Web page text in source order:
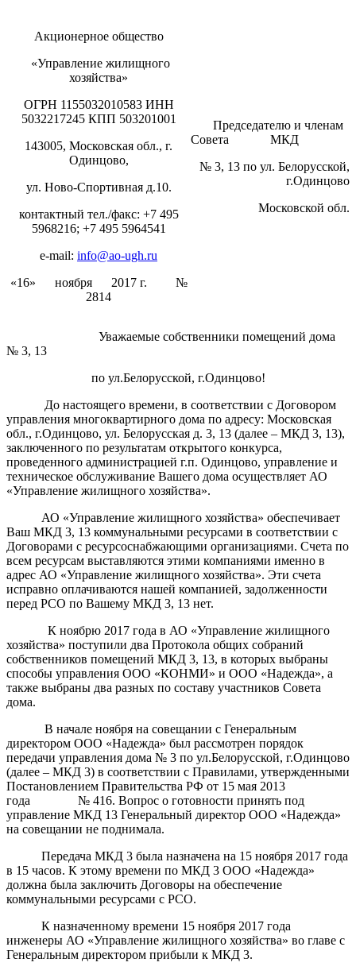
Акционерное общество
«Управление жилищного
хозяйства»
ОГРН 1155032010583 ИНН
5032217245 КПП 503201001
143005, Московская обл., г.
Одинцово,
ул. Ново-Спортивная д.10.
контактный тел./факс: +7 495
5968216; +7 495 5964541
e-mail: info@ao-ugh.ru
«16» ноября 2017 г. №
2814
Председателю и членам
Совета МКД
№ 3, 13 по ул. Белорусской,
г.Одинцово
Московской обл.
Уважаемые собственники помещений дома
№ 3, 13
по ул.Белорусской, г.Одинцово!
До настоящего времени, в соответствии с Договором
управления многоквартирного дома по адресу: Московская
обл., г.Одинцово, ул. Белорусская д. 3, 13 (далее – МКД 3, 13),
заключенного по результатам открытого конкурса,
проведенного администрацией г.п. Одинцово, управление и
техническое обслуживание Вашего дома осуществляет АО
«Управление жилищного хозяйства».
АО «Управление жилищного хозяйства» обеспечивает
Ваш МКД 3, 13 коммунальными ресурсами в соответствии с
Договорами с ресурсоснабжающими организациями. Счета по
всем ресурсам выставляются этими компаниями именно в
адрес АО «Управление жилищного хозяйства». Эти счета
исправно оплачиваются нашей компанией, задолженности
перед РСО по Вашему МКД 3, 13 нет.
К ноябрю 2017 года в АО «Управление жилищного
хозяйства» поступили два Протокола общих собраний
собственников помещений МКД 3, 13, в которых выбраны
способы управления ООО «КОНМИ» и ООО «Надежда», а
также выбраны два разных по составу участников Совета
дома.
В начале ноября на совещании с Генеральным
директором ООО «Надежда» был рассмотрен порядок
передачи управления дома № 3 по ул.Белорусской, г.Одинцово
(далее – МКД 3) в соответствии с Правилами, утвержденными
Постановлением Правительства РФ от 15 мая 2013
года № 416. Вопрос о готовности принять под
управление МКД 13 Генеральный директор ООО «Надежда»
на совещании не поднимала.
Передача МКД 3 была назначена на 15 ноября 2017 года
в 15 часов. К этому времени по МКД 3 ООО «Надежда»
должна была заключить Договоры на обеспечение
коммунальными ресурсами с РСО.
К назначенному времени 15 ноября 2017 года
инженеры АО «Управление жилищного хозяйства» во главе с
Генеральным директором прибыли к МКД 3.